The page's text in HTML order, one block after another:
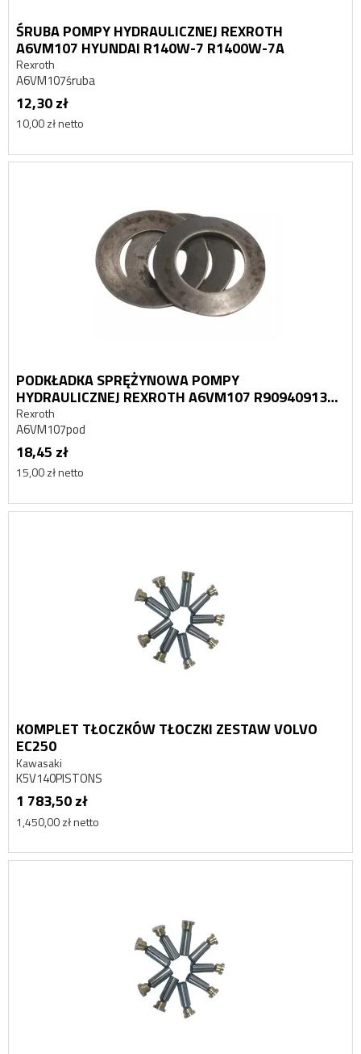
ŚRUBA POMPY HYDRAULICZNEJ REXROTH
A6VM107 HYUNDAI R140W-7 R1400W-7A
Rexroth
A6VM107śruba
12,30 zł
10,00 zł netto
PODKŁADKA SPRĘŻYNOWA POMPY
HYDRAULICZNEJ REXROTH A6VM107 R909409134
9T-3368
Rexroth
A6VM107pod
18,45 zł
15,00 zł netto
KOMPLET TŁOCZKÓW TŁOCZKI ZESTAW VOLVO
EC250
Kawasaki
K5V140PISTONS
1 783,50 zł
1,450,00 zł netto